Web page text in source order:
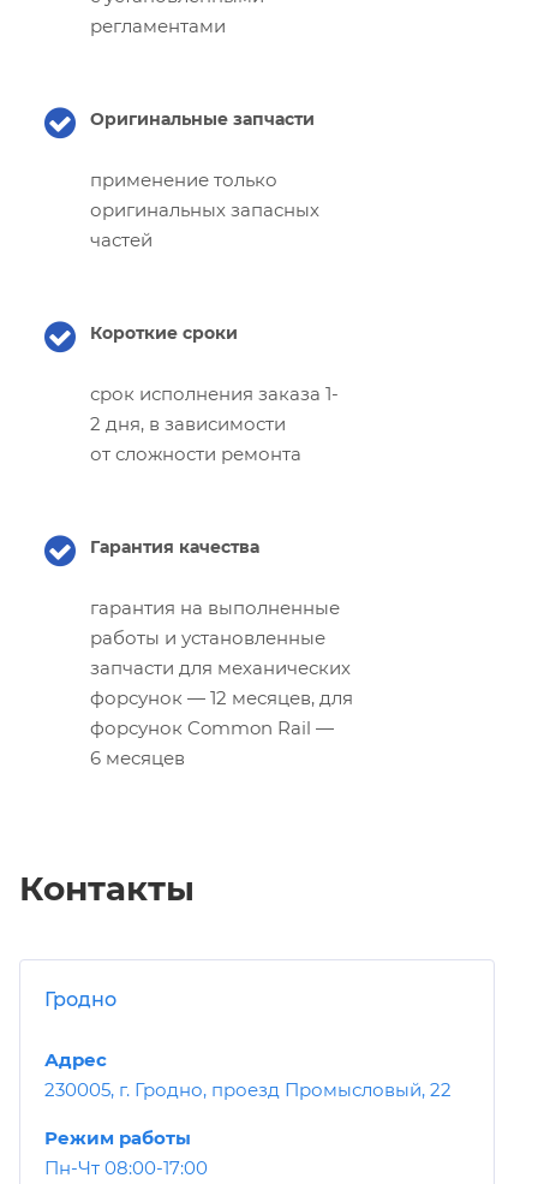
регламентами
Оригинальные запчасти
применение только
оригинальных запасных
частей
Короткие сроки
срок исполнения заказа 1-
2 дня, в зависимости
от сложности ремонта
Гарантия качества
гарантия на выполненные
работы и установленные
запчасти для механических
форсунок — 12 месяцев, для
форсунок Common Rail —
6 месяцев
Контакты
Гродно
Адрес
230005, г. Гродно, проезд Промысловый, 22
Режим работы
Пн-Чт 08:00-17:00